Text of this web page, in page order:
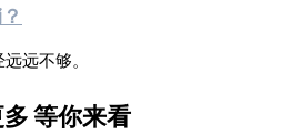
远不够。
等你来看